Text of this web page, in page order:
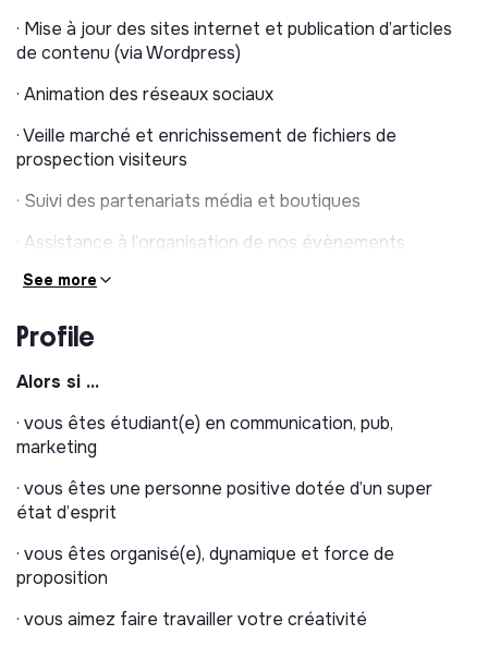
· Mise à jour des sites internet et publication d’articles
de contenu (via Wordpress)
· Animation des réseaux sociaux
· Veille marché et enrichissement de fichiers de
prospection visiteurs
· Suivi des partenariats média et boutiques
· Assistance à l’organisation de nos évènements
See more
Profile
Alors si …
· vous êtes étudiant(e) en communication, pub,
marketing
· vous êtes une personne positive dotée d’un super
état d’esprit
· vous êtes organisé(e), dynamique et force de
proposition
· vous aimez faire travailler votre créativité